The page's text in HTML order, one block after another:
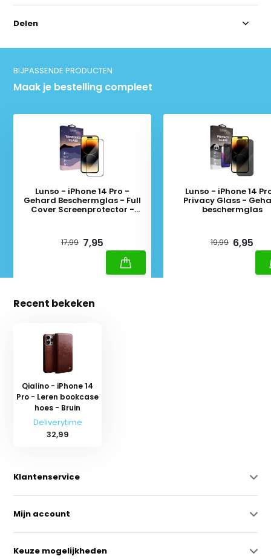
Delen
BIJPASSENDE PRODUCTEN
Maak je bestelling compleet
Lunso - iPhone 14 Pro -
Gehard Beschermglas - Full
Cover Screenprotector -
17,99 7,95
Lunso - iPhone 14
Privacy Glass -
beschermglas
19,99 6,95
Recent bekeken
Qialino - iPhone 14
Pro - Leren bookcase
hoes - Bruin
Deliverytime
32,99
Klantenservice
Mijn account
Keuze mogelijkheden